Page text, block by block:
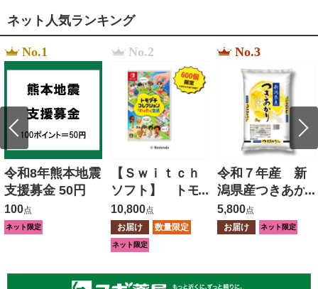
ネット人気ランキング
No.1
令和8年熊本地震
支援募金 50円
100点
ネット限定
No.2
【Ｓｗｉｔｃｈ
ソフト】 トモ
ダチコレクショ
ン わくわく生
活
10,800点
お届け
数量限定
ネット限定
No.3
令和７年産 新
潟県産つきあか
り ５ｋｇ
5,800点
お届け
ネット限定